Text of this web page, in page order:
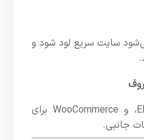
سایت سریع لود شود و
مثل Elementor، WPML، و WooCommerce برای
جانبی.